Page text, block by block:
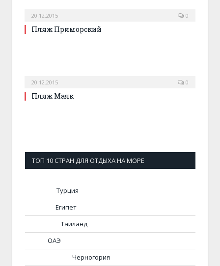
20.12.2015 0
Пляж Приморский
20.12.2015 0
Пляж Маяк
ТОП 10 СТРАН ДЛЯ ОТДЫХА НА МОРЕ
Турция
Египет
Таиланд
ОАЭ
Черногория